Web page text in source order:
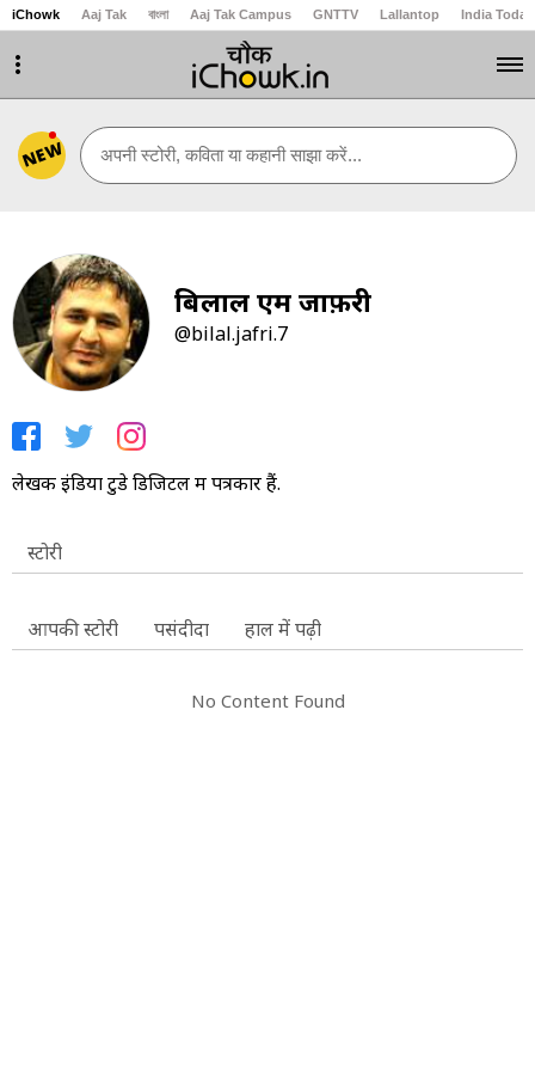
iChowk Aaj Tak বাংলা Aaj Tak Campus GNTTV Lallantop India Today
NEW अपनी स्टोरी, कविता या कहानी साझा करें...
बिलाल एम जाफ़री
@bilal.jafri.7
लेखक इंडिया टुडे डिजिटल में पत्रकार हैं.
स्टोरी
आपकी स्टोरी पसंदीदा हाल में पढ़ी
No Content Found